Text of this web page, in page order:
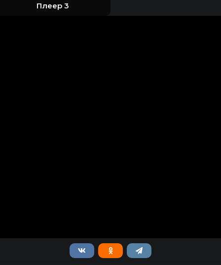
Плеер 3